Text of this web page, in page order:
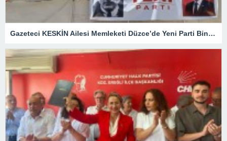
Gazeteci KESKİN Ailesi Memleketi Düzce’de Yeni Parti Binasını Ziyaret Etti